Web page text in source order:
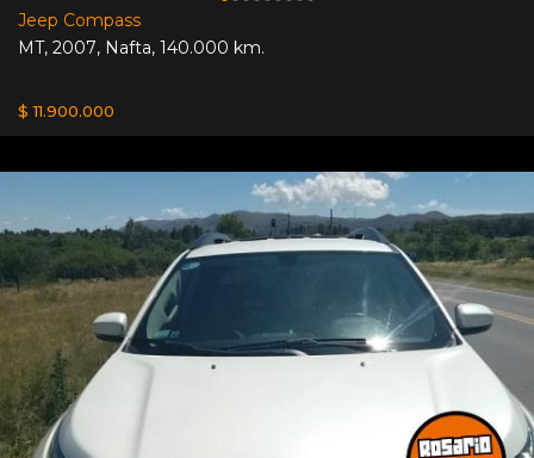
Jeep Compass
MT, 2007, Nafta, 140.000 km.
$ 11.900.000